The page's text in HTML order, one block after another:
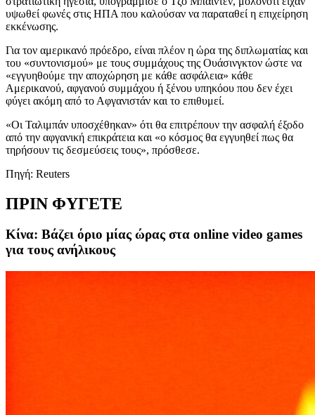
υψωθεί φωνές στις ΗΠΑ που καλούσαν να παραταθεί η επιχείρηση
εκκένωσης.
Για τον αμερικανό πρόεδρο, είναι πλέον η ώρα της διπλωματίας και
του «συντονισμού» με τους συμμάχους της Ουάσινγκτον ώστε να
«εγγυηθούμε την αποχώρηση με κάθε ασφάλεια» κάθε
Αμερικανού, αφγανού συμμάχου ή ξένου υπηκόου που δεν έχει
φύγει ακόμη από το Αφγανιστάν και το επιθυμεί.
«Οι Ταλιμπάν υποσχέθηκαν» ότι θα επιτρέπουν την ασφαλή έξοδο
από την αφγανική επικράτεια και «ο κόσμος θα εγγυηθεί πως θα
τηρήσουν τις δεσμεύσεις τους», πρόσθεσε.
Πηγή: Reuters
ΠΡΙΝ ΦΥΓΕΤΕ
Κίνα: Βάζει όριο μίας ώρας στα online video games
για τους ανήλικους